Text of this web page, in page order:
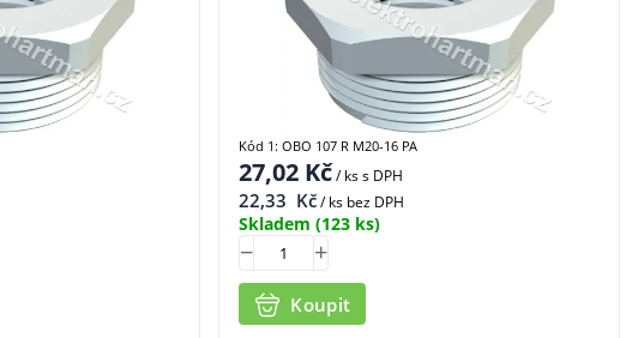
27,02 Kč/ kss DPH
22,33 Kč/ ks bez DPH
Skladem (123 ks)
Koupit
Kód 1: OBO 107 R M20-16 PA